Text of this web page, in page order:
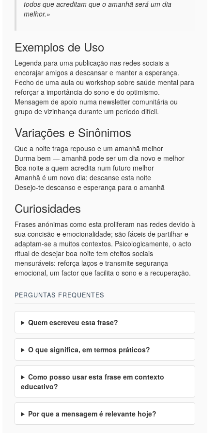
todos que acreditam que o amanhã será um dia
melhor.»
Exemplos de Uso
Legenda para uma publicação nas redes sociais a
encorajar amigos a descansar e manter a esperança.
Fecho de uma aula ou workshop sobre saúde mental para
reforçar a importância do sono e do optimismo.
Mensagem de apoio numa newsletter comunitária ou
grupo de vizinhança durante um período difícil.
Variações e Sinônimos
Que a noite traga repouso e um amanhã melhor
Durma bem — amanhã pode ser um dia novo e melhor
Boa noite a quem acredita num futuro melhor
Amanhã é um novo dia; descanse esta noite
Desejo-te descanso e esperança para o amanhã
Curiosidades
Frases anónimas como esta proliferam nas redes devido à
sua concisão e emocionalidade; são fáceis de partilhar e
adaptam-se a muitos contextos. Psicologicamente, o acto
ritual de desejar boa noite tem efeitos sociais
mensuráveis: reforça laços e transmite segurança
emocional, um factor que facilita o sono e a recuperação.
PERGUNTAS FREQUENTES
Quem escreveu esta frase?
O que significa, em termos práticos?
Como posso usar esta frase em contexto
educativo?
Por que a mensagem é relevante hoje?